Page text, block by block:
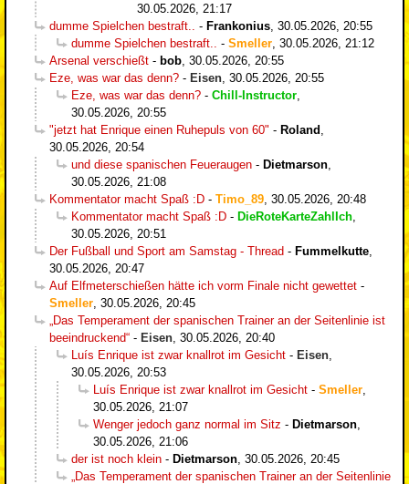
30.05.2026, 21:17
dumme Spielchen bestraft..
- Frankonius 30.05.2026, 20:55
dumme Spielchen bestraft..
- Smeller 30.05.2026, 21:12
Arsenal verschießt - bob 30.05.2026, 20:55
Eze, was war das denn? - Eisen 30.05.2026, 20:55
Eze, was war das denn? - Chill-Instructor
30.05.2026, 20:55
"jetzt hat Enrique einen Ruhepuls von 60" - Roland
30.05.2026, 20:54
und diese spanischen Feueraugen - Dietmarson
30.05.2026, 21:08
Kommentator macht Spaß :D - Timo_89 30.05.2026, 20:48
Kommentator macht Spaß :D - DieRoteKarteZahlIch
30.05.2026, 20:51
Der Fußball und Sport am Samstag - Thread - Fummelkutte
30.05.2026, 20:47
Auf Elfmeterschießen hätte ich vorm Finale nicht gewettet -
Smeller 30.05.2026, 20:45
„Das Temperament der spanischen Trainer an der Seitenlinie ist
beeindruckend“ - Eisen 30.05.2026, 20:40
Luís Enrique ist zwar knallrot im Gesicht - Eisen
30.05.2026, 20:53
Luís Enrique ist zwar knallrot im Gesicht - Smeller
30.05.2026, 21:07
Wenger jedoch ganz normal im Sitz - Dietmarson
30.05.2026, 21:06
der ist noch klein - Dietmarson 30.05.2026, 20:45
„Das Temperament der spanischen Trainer an der Seitenlinie